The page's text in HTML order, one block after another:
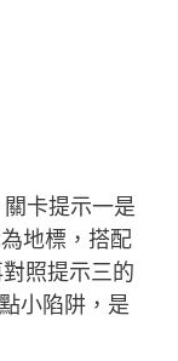
卡提示一是
地標，搭配
照提示三的
小陷阱，是